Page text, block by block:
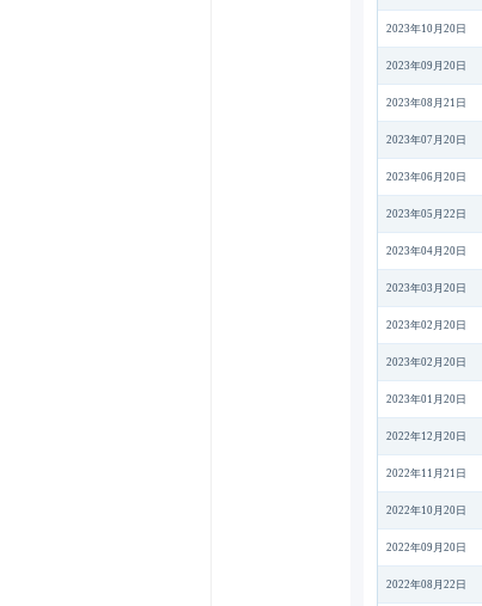
2023年10月20日
2023年09月20日
2023年08月21日
2023年07月20日
2023年06月20日
2023年05月22日
2023年04月20日
2023年03月20日
2023年02月20日
2023年02月20日
2023年01月20日
2022年12月20日
2022年11月21日
2022年10月20日
2022年09月20日
2022年08月22日